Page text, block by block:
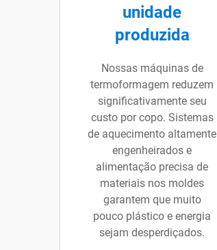
unidade
produzida
Nossas máquinas de
termoformagem reduzem
significativamente seu
custo por copo. Sistemas
de aquecimento altamente
engenheirados e
alimentação precisa de
materiais nos moldes
garantem que muito
pouco plástico e energia
sejam desperdiçados.